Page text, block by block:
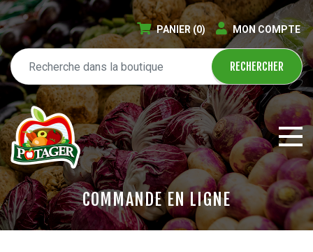
PANIER(0) MON COMPTE
COMMANDE EN LIGNE